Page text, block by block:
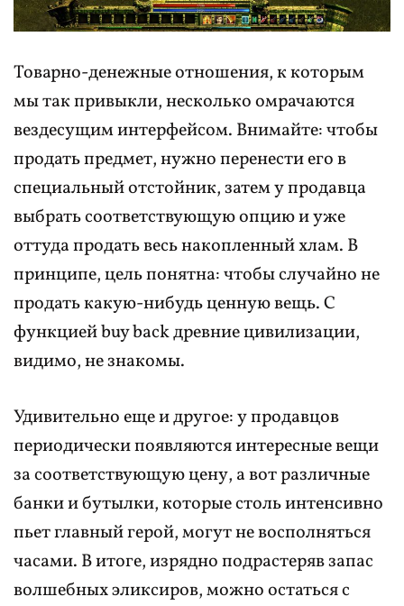
Товарно-денежные отношения, к которым
мы так привыкли, несколько омрачаются
вездесущим интерфейсом. Внимайте: чтобы
продать предмет, нужно перенести его в
специальный отстойник, затем у продавца
выбрать соответствующую опцию и уже
оттуда продать весь накопленный хлам. В
принципе, цель понятна: чтобы случайно не
продать какую-нибудь ценную вещь. С
функцией buy back древние цивилизации,
видимо, не знакомы.
Удивительно еще и другое: у продавцов
периодически появляются интересные вещи
за соответствующую цену, а вот различные
банки и бутылки, которые столь интенсивно
пьет главный герой, могут не восполняться
часами. В итоге, изрядно подрастеряв запас
волшебных эликсиров, можно остаться с